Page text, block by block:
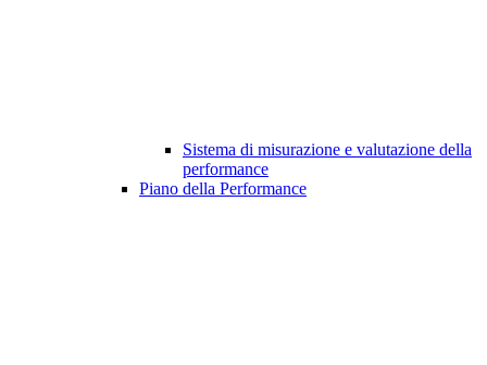
Sistema di misurazione e valutazione della
performance
Piano della Performance